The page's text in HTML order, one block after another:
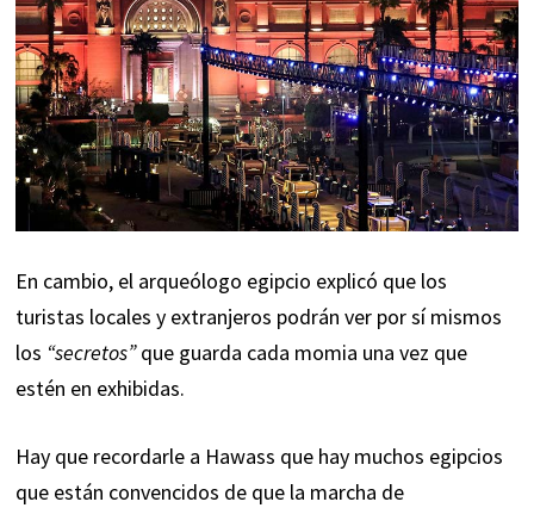
En cambio, el arqueólogo egipcio explicó que los
turistas locales y extranjeros podrán ver por sí mismos
los “secretos”que guarda cada momia una vez que
estén en exhibidas.
Hay que recordarle a Hawass que hay muchos egipcios
que están convencidos de que la marcha de